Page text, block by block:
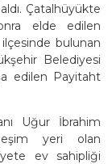
Çatalhüyükte
elde edilen
bulunan
Belediyesi
edilen Payitaht
Uğur İbrahim
yeri olan
ev sahipliği